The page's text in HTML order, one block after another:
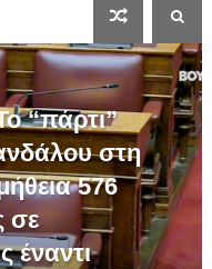
“πάρτι”
στη
576
σε
έναντι